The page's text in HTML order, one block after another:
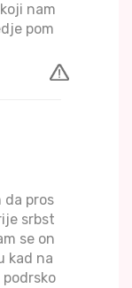
nam
pom
da pros
srbst
se on
kad na
podrsko